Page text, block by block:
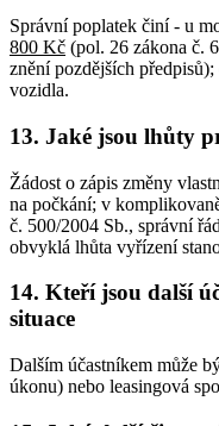
Správní poplatek činí - u
800 Kč (pol. 26 zákona č.
znění pozdějších
vozidla.
13. Jaké jsou lhůty
Žádost o zápis změny
na počkání; v
č. 500/2004 Sb., správní
obvyklá lhůta vyřízení
14. Kteří jsou další
situace
Dalším účastníkem může
úkonu) nebo leasingová